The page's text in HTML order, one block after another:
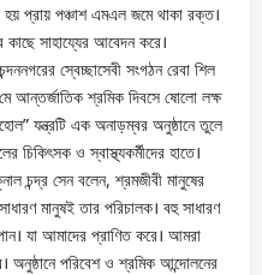
হয় প্রায় পঞ্চাশ এমএল জমে থাকা রক্ত।
কাছে সাহায্যের আবেদন করে।
স্বেচ্ছাসেবী সংগঠন রেবা শিল
আন্তর্জাতিক শ্রমিক দিবসে ষোলো লক্ষ
যন্ত্রটি এক অনাড়ম্বর অনুষ্ঠানে তুলে
চিকিৎসক ও স্বাস্থ্যকর্মীদের হাতে।
চন্দ্র সেন বলেন, শ্রমজীবী মানুষের
মানুষই তার পরিচালক। বহু সাধারণ
যা আমাদের প্রাণিত করে। আমরা
অনুষ্ঠানে পরিবেশ ও শ্রমিক আন্দোলনের